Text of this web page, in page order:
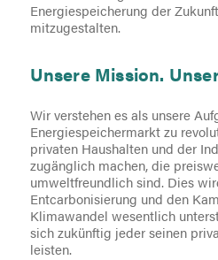
Energiespeicherung der
mitzugestalten.
Unsere Mission.
Wir verstehen es als unsere
Energiespeichermarkt zu
privaten Haushalten und der
zugänglich machen, die
umweltfreundlich sind. Dies
Entcarbonisierung und den
Klimawandel wesentlich
sich zukünftig jeder seinen
leisten.